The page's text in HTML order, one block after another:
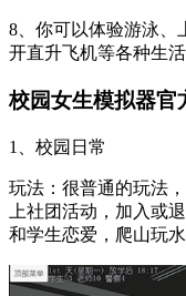
8、你可以体验游泳、
开直升飞机等各种生活
校园女生模拟器官
1、校园日常
玩法：很普通的玩法
上社团活动，加入或
和学生恋爱，爬山玩水